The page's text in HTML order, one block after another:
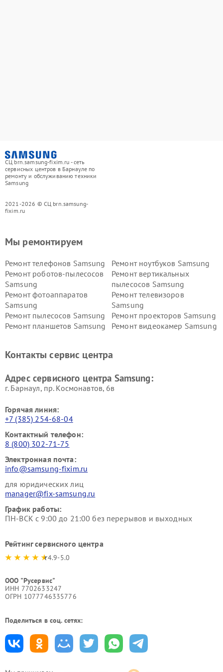
СЦ brn.samsung-fixim.ru - сеть
сервисных центров в Барнауле по
ремонту и обслуживанию техники
Samsung
2021-2026 © СЦ brn.samsung-
fixim.ru
Мы ремонтируем
Ремонт телефонов Samsung
Ремонт ноутбуков Samsung
Ремонт роботов-пылесосов
Samsung
Ремонт вертикальных
пылесосов Samsung
Ремонт фотоаппаратов
Samsung
Ремонт телевизоров
Samsung
Ремонт пылесосов Samsung
Ремонт проекторов Samsung
Ремонт планшетов Samsung
Ремонт видеокамер Samsung
Контакты сервис центра
Адрес сервисного центра Samsung:
г. Барнаул, ​пр. Космонавтов, 6в
Горячая линия:
+7 (385) 254-68-04
Контактный телефон:
8 (800) 302-71-75
Электронная почта:
info@samsung-fixim.ru
для юридических лиц
manager@fix-samsung.ru
График работы:
ПН-ВСК с 9:00 до 21:00 без перерывов и выходных
Рейтинг сервисного центра
4.9-5.0
ООО "Русервис"
ИНН 7702633247
ОГРН 1077746335776
Поделиться в соц. сетях: